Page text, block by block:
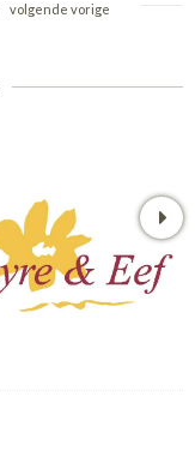
volgende vorige